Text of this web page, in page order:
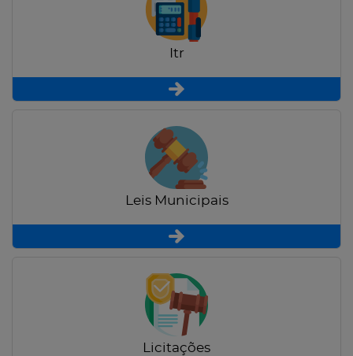
Itr
Leis Municipais
Licitações